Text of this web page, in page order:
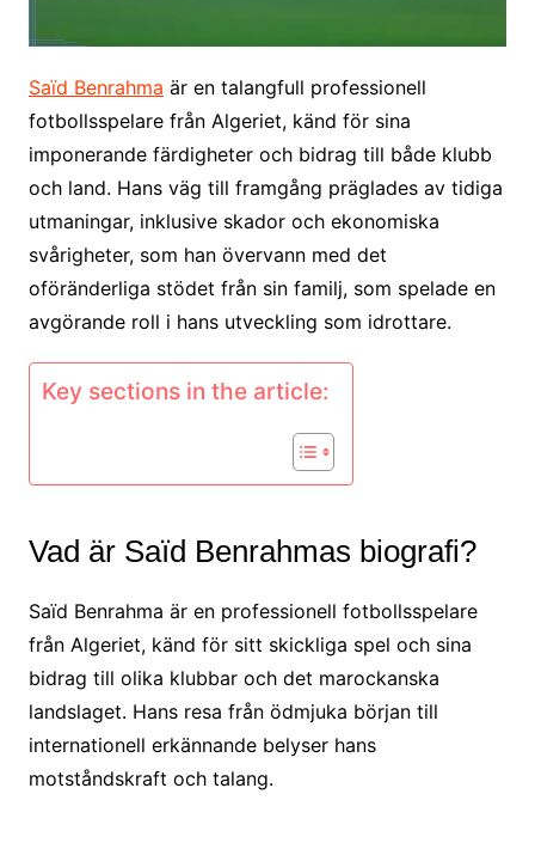
Saïd Benrahma är en talangfull professionell
fotbollsspelare från Algeriet, känd för sina
imponerande färdigheter och bidrag till både klubb
och land. Hans väg till framgång präglades av tidiga
utmaningar, inklusive skador och ekonomiska
svårigheter, som han övervann med det
oföränderliga stödet från sin familj, som spelade en
avgörande roll i hans utveckling som idrottare.
Key sections in the article:
Vad är Saïd Benrahmas biografi?
Saïd Benrahma är en professionell fotbollsspelare
från Algeriet, känd för sitt skickliga spel och sina
bidrag till olika klubbar och det marockanska
landslaget. Hans resa från ödmjuka början till
internationell erkännande belyser hans
motståndskraft och talang.